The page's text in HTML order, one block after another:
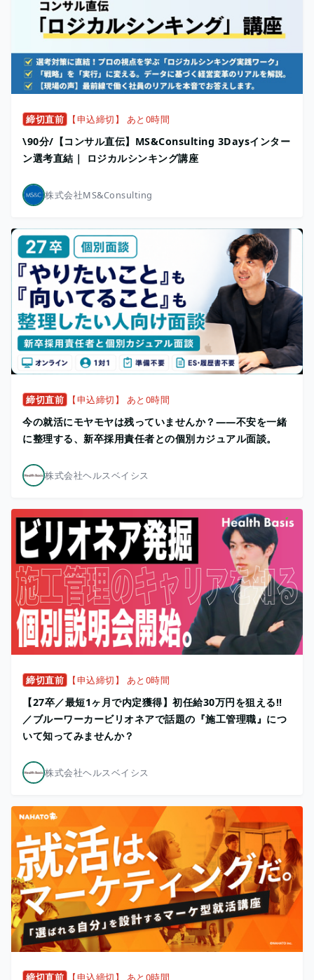
締切直前 【申込締切】 あと0時間
\90分/【コンサル直伝】MS&Consulting 3Daysインター
ン選考直結｜ ロジカルシンキング講座
株式会社MS&Consulting
締切直前 【申込締切】 あと0時間
今の就活にモヤモヤは残っていませんか？——不安を一緒
に整理する、新卒採用責任者との個別カジュアル面談。
株式会社ヘルスベイシス
締切直前 【申込締切】 あと0時間
【27卒／最短1ヶ月で内定獲得】初任給30万円を狙える!!
／ブルーワーカービリオネアで話題の『施工管理職』につ
いて知ってみませんか？
株式会社ヘルスベイシス
締切直前 【申込締切】 あと0時間